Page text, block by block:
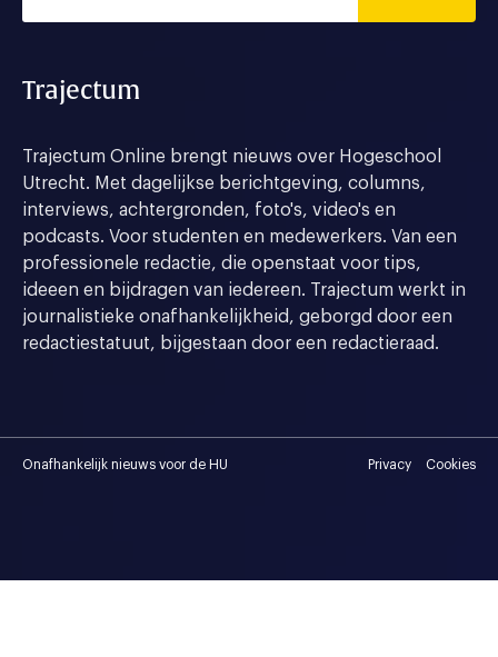
Trajectum
Trajectum Online brengt nieuws over Hogeschool
Utrecht. Met dagelijkse berichtgeving, columns,
interviews, achtergronden, foto's, video's en
podcasts. Voor studenten en medewerkers. Van een
professionele redactie, die openstaat voor tips,
ideeen en bijdragen van iedereen. Trajectum werkt in
journalistieke onafhankelijkheid, geborgd door een
redactiestatuut, bijgestaan door een redactieraad.
Onafhankelijk nieuws voor de HU Privacy Cookies